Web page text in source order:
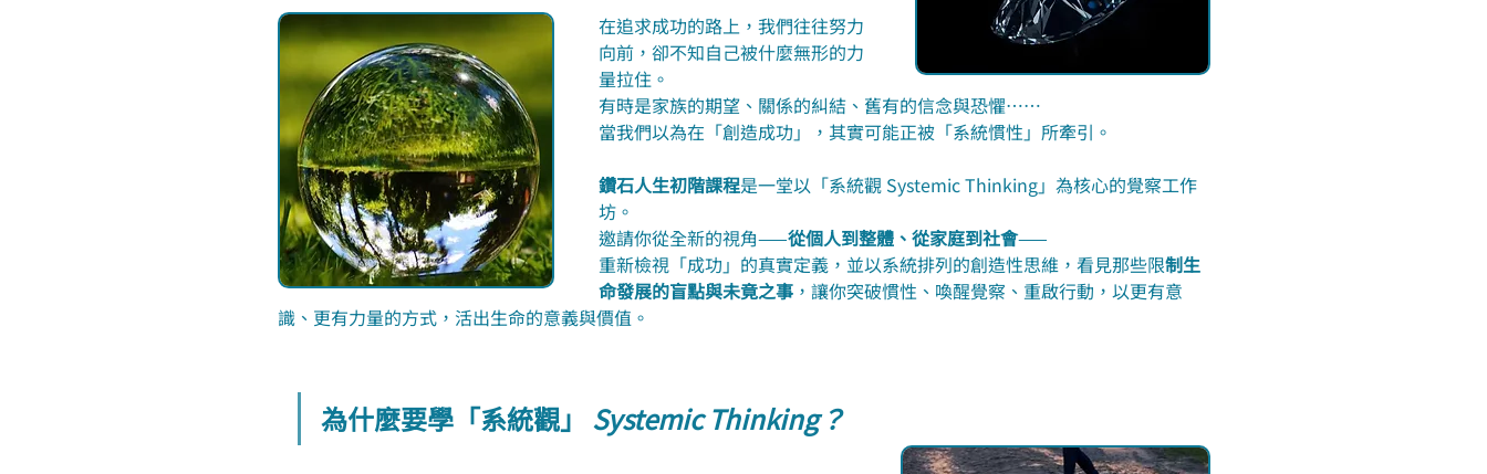
在追求成功的路上，我們往往努力
向前，卻不知自己被什麼無形的力
量拉住。
有時是家族的期望、關係的糾結、舊有的信念與恐懼……
當我們以為在「創造成功」，其實可能正被「系統慣性」所牽引。
鑽石人生初階課程是一堂以「系統觀 Systemic Thinking」為核心的覺察工作
坊。
邀請你從全新的視角——從個人到整體、從家庭到社會——
重新檢視「成功」的真實定義，並以系統排列的創造性思維，看見那些限制生
命發展的盲點與未竟之事，讓你突破慣性、喚醒覺察、重啟行動，以更有意
識、更有力量的方式，活出生命的意義與價值。
為什麼要學「系統觀」 Systemic Thinking？